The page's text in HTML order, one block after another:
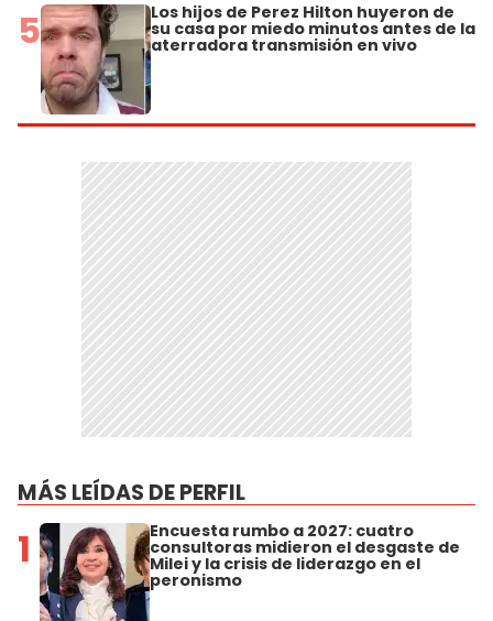
5 Los hijos de Perez Hilton huyeron de
su casa por miedo minutos antes de la
aterradora transmisión en vivo
MÁS LEÍDAS DE PERFIL
1 Encuesta rumbo a 2027: cuatro
consultoras midieron el desgaste de
Milei y la crisis de liderazgo en el
peronismo